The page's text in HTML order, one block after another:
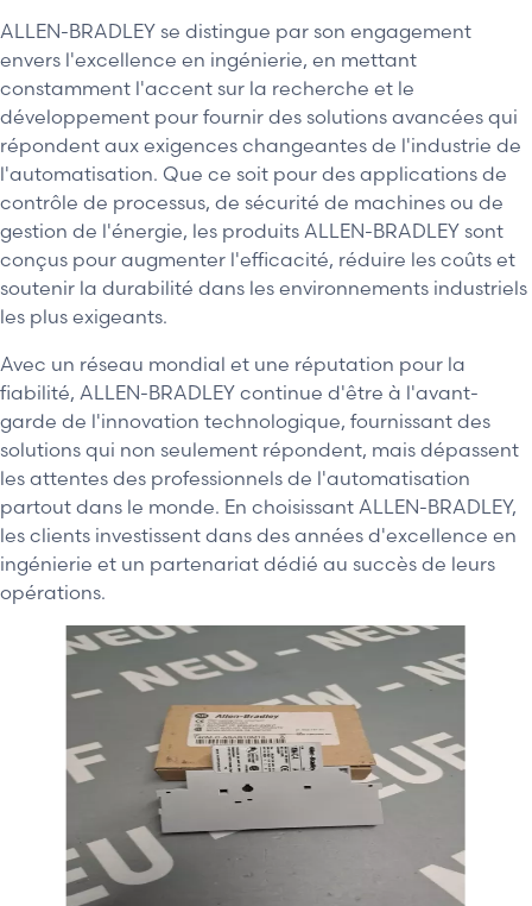
ALLEN-BRADLEY se distingue par son engagement
envers l'excellence en ingénierie, en mettant
constamment l'accent sur la recherche et le
développement pour fournir des solutions avancées qui
répondent aux exigences changeantes de l'industrie de
l'automatisation. Que ce soit pour des applications de
contrôle de processus, de sécurité de machines ou de
gestion de l'énergie, les produits ALLEN-BRADLEY sont
conçus pour augmenter l'efficacité, réduire les coûts et
soutenir la durabilité dans les environnements industriels
les plus exigeants.
Avec un réseau mondial et une réputation pour la
fiabilité, ALLEN-BRADLEY continue d'être à l'avant-
garde de l'innovation technologique, fournissant des
solutions qui non seulement répondent, mais dépassent
les attentes des professionnels de l'automatisation
partout dans le monde. En choisissant ALLEN-BRADLEY,
les clients investissent dans des années d'excellence en
ingénierie et un partenariat dédié au succès de leurs
opérations.